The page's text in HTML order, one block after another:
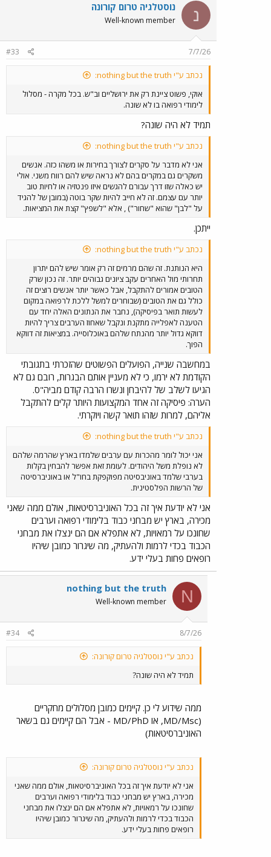
נ נוסטלגיה טרום קורונה
Well-known member
7/7/26
#33
נכתב ע"י nothing but the truth:
אוקי, פשוט ציינת רק את ירושליים וב"ש. בכל מקרה - מסלול
לימודי רפואה בו לא שונה.
תמיד לא היה שונה?
נכתב ע"י nothing but the truth:
אני לא מדבר על סקרים לצורך בחירות או משהו כזה. אנשים
משקרים גם במקרים בהם לא נראה שיש להם רווח משני. אולי
יש כאלה שזו דרך עבורם להגשים איזו פנטזיה או לחיות טוב
יותר עם עצמם. זה לא חייב להיות שקר בוטה (במובן של להגיד
על "לבן" שהוא "שחור") , אלא "לשפץ" קצת את המציאות.
ייתכן.
נכתב ע"י nothing but the truth:
היא הנותנת. זה שהם מרמים זה רק אומר שיש להם יתרון
תחרותי מול האחרים עקב ציונים גבוהים יותר. זה נכון שרק
הטובים אמורים להתקבל, אבל כאשר יותר אנשים רוצים זה
כולל גם את הטובים (שבוחרים למשל ללכת לרפואה במקום
לעשות תואר בפיסיקה), נחבר את הנתונים האלה יחד עם
הטענה לאפלייה מתקנת ונקבל שאחוז הערבים צריך להיות
דווקא גדול יותר מהנתח שלהם באוכלוסייה. במציאות זה דווקא
הפוך.
במחשבה שנייה, הפועלים הפשוטים שהזכרתי בתגובתי
הקודמת לא ירמו, כי לא מעניין אותם הבגרות, רובם גם לא
הגיעו לשלב של להיבחן ונשרו הרבה קודם מביה"ס.
הערה: פיסיקה זה אחד המקצועות היותר קלים להתקבל
אליהם, למרות שזהו תואר קשה ויוקרתי.
נכתב ע"י nothing but the truth:
אני יכול לומר מהכרות עם ערבים שלמדו בארץ שהרמה שלהם
לא נופלת משל היהודים. לעומת זאת אפשר להבחין בקלות
בערבי שלמד באוניבסיטה מפוקפקת בחו"ל או באוניברסיטה
של הרשות הפלסטינית.
אני לא יודעת איך זה בכל האוניברסיטאות, אולם ממה שאני
מכירה, בארץ יש מבחני כבוד בלימודי רפואה וערבים
שחונכו על רמאויות, לא אתפלא אם הם ינצלו את מבחני
הכבוד בכדי לרמות ולהעתיק, מה שיגרור כמובן שיהיו
רופאים פחות בעלי ידע.
N
nothing but the truth
Well-known member
8/7/26
#34
נכתב ע"י נוסטלגיה טרום קורונה:
תמיד לא היה שונה?
ממה שידוע לי כן. קיימים כמובן מסלולים מחקריים
(MD/Msc, או MD/PhD - אבל הם קיימים גם בשאר
האוניברסיטאות)
נכתב ע"י נוסטלגיה טרום קורונה:
אני לא יודעת איך זה בכל האוניברסיטאות, אולם ממה שאני
מכירה, בארץ יש מבחני כבוד בלימודי רפואה וערבים
שחונכו על רמאויות, לא אתפלא אם הם ינצלו את מבחני
הכבוד בכדי לרמות ולהעתיק, מה שיגרור כמובן שיהיו
רופאים פחות בעלי ידע.